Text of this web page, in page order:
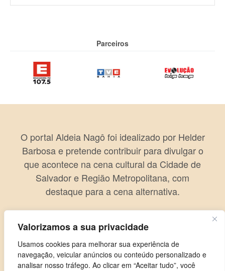
Valorizamos a sua privacidade
Usamos cookies para melhorar sua experiência de
navegação, veicular anúncios ou conteúdo personalizado e
analisar nosso tráfego. Ao clicar em “Aceitar tudo”, você
Parceiros
O portal Aldeia Nagô foi idealizado por Helder
Barbosa e pretende contribuir para divulgar o
que acontece na cena cultural da Cidade de
Salvador e Região Metropolitana, com
destaque para a cena alternativa.